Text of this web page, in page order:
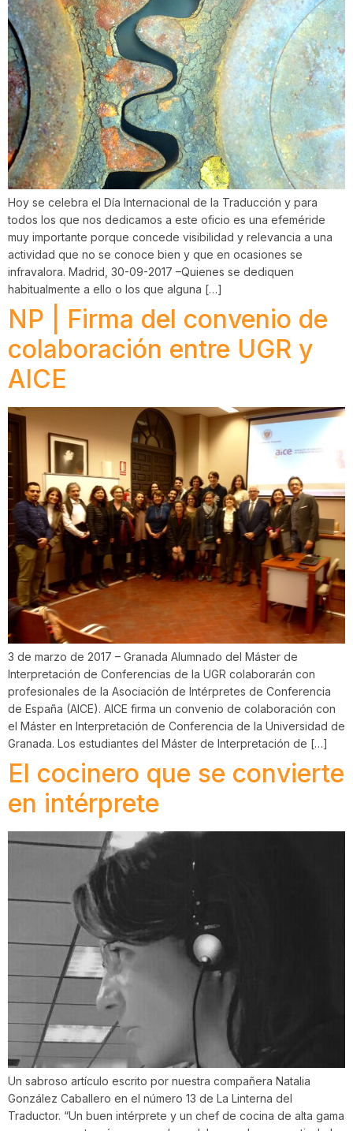
Hoy se celebra el Día Internacional de la Traducción y para
todos los que nos dedicamos a este oficio es una efeméride
muy importante porque concede visibilidad y relevancia a una
actividad que no se conoce bien y que en ocasiones se
infravalora. Madrid, 30-09-2017 –Quienes se dediquen
habitualmente a ello o los que alguna […]
NP | Firma del convenio de
colaboración entre UGR y
AICE
3 de marzo de 2017 – Granada Alumnado del Máster de
Interpretación de Conferencias de la UGR colaborarán con
profesionales de la Asociación de Intérpretes de Conferencia
de España (AICE). AICE firma un convenio de colaboración con
el Máster en Interpretación de Conferencia de la Universidad de
Granada. Los estudiantes del Máster de Interpretación de […]
El cocinero que se convierte
en intérprete
Un sabroso artículo escrito por nuestra compañera Natalia
González Caballero en el número 13 de La Linterna del
Traductor. “Un buen intérprete y un chef de cocina de alta gama